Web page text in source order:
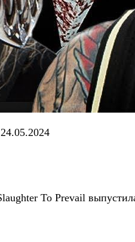
24.05.2024
To Prevail